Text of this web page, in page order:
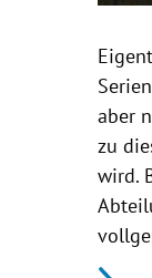
aber
zu
wird.